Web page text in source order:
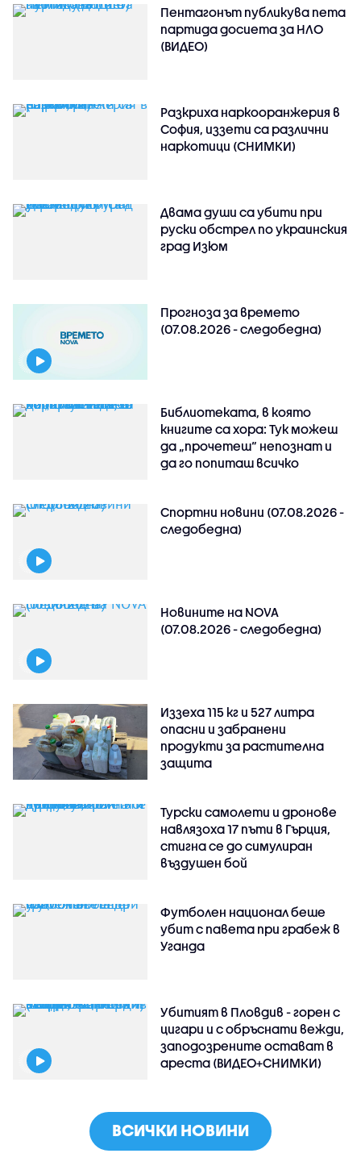
Пентагонът публикува пета
партида досиета за НЛО
(ВИДЕО)
Разкриха наркооранжерия в
София, иззети са различни
наркотици (СНИМКИ)
Двама души са убити при
руски обстрeл по украинския
град Изюм
Прогноза за времето
(07.08.2026 - следобедна)
Библиотеката, в която
книгите са хора: Тук можеш
да „прочетеш“ непознат и
да го попиташ всичко
Спортни новини (07.08.2026 -
следобедна)
Новините на NOVA
(07.08.2026 - следобедна)
Иззеха 115 кг и 527 литра
опасни и забранени
продукти за растителна
защита
Турски самолети и дронове
навлязоха 17 пъти в Гърция,
стигна се до симулиран
въздушен бой
Футболен национал беше
убит с павета при грабеж в
Уганда
Убитият в Пловдив - горен с
цигари и с обръснати вежди,
заподозрените остават в
ареста (ВИДЕО+СНИМКИ)
ВСИЧКИ НОВИНИ